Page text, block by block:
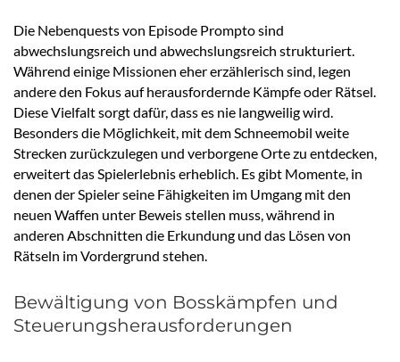
Die Nebenquests von Episode Prompto sind
abwechslungsreich und abwechslungsreich strukturiert.
Während einige Missionen eher erzählerisch sind, legen
andere den Fokus auf herausfordernde Kämpfe oder Rätsel.
Diese Vielfalt sorgt dafür, dass es nie langweilig wird.
Besonders die Möglichkeit, mit dem Schneemobil weite
Strecken zurückzulegen und verborgene Orte zu entdecken,
erweitert das Spielerlebnis erheblich. Es gibt Momente, in
denen der Spieler seine Fähigkeiten im Umgang mit den
neuen Waffen unter Beweis stellen muss, während in
anderen Abschnitten die Erkundung und das Lösen von
Rätseln im Vordergrund stehen.
Bewältigung von Bosskämpfen und
Steuerungsherausforderungen